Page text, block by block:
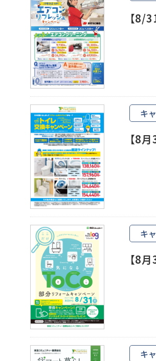
【8/
キ
【8
キ
【8
キ